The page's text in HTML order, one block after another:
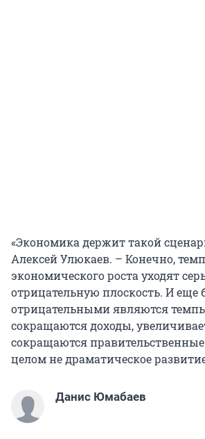
«Экономика держит такой
Алексей Улюкаев. – Конечно,
экономического роста уходят
отрицательную плоскость. И еще
отрицательными являются
сокращаются доходы,
сокращаются
целом не драматическое
Данис Юмабаев